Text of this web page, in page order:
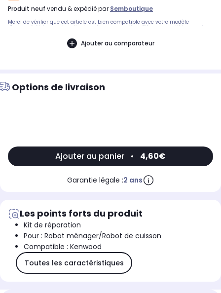
produit neuf vendu & expédié par Semboutique
Merci de vérifier que cet article est bien compatible avec votre modèle
d'appareil. Notre service client peut vous conseiller. .Pièce compatible avec les
KM800, KM300, AT338, KM816, AT938, AT338 - AWAT338B01, AT338 - AWAT338B02,
AT334 - AWAT334001, AT337 - AWAT337B02, AT339 - AWAT339001, AT339 -
Ajouter au comparateur
Options de livraison
Ajouter au panier • 4,60€
Garantie légale :2 ans
Les points forts du produit
Kit de réparation
Pour : Robot ménager/Robot de cuisson
Compatible : Kenwood
Toutes les caractéristiques